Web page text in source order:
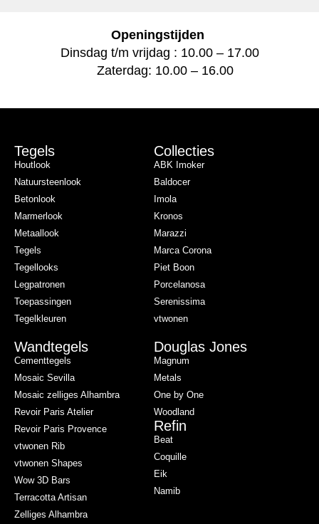
Openingstijden
Dinsdag t/m vrijdag : 10.00 – 17.00
Zaterdag: 10.00 – 16.00
Tegels
Houtlook
Natuursteenlook
Betonlook
Marmerlook
Metaallook
Tegels
Tegellooks
Legpatronen
Toepassingen
Tegelkleuren
Collecties
ABK Imoker
Baldocer
Imola
Kronos
Marazzi
Marca Corona
Piet Boon
Porcelanosa
Serenissima
vtwonen
Wandtegels
Cementtegels
Mosaic Sevilla
Mosaic zelliges Alhambra
Revoir Paris Atelier
Revoir Paris Provence
vtwonen Rib
vtwonen Shapes
Wow 3D Bars
Terracotta Artisan
Zelliges Alhambra
Douglas Jones
Magnum
Metals
One by One
Woodland
Refin
Beat
Coquille
Eik
Namib